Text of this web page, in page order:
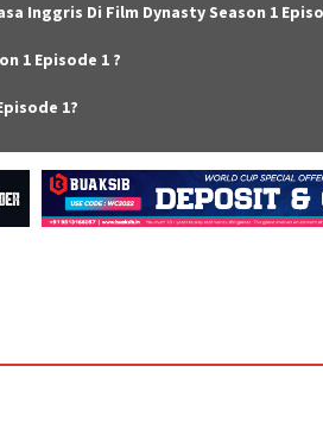
Inggris Di Film Dynasty Season 1
1 Episode 1 ?
1?